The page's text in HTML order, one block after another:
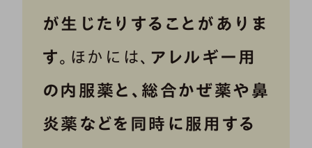
が生じたりすることがありま
す。ほかには、 アレルギー用
の内服薬と、総合かぜ薬や鼻
炎薬などを同時に服用する